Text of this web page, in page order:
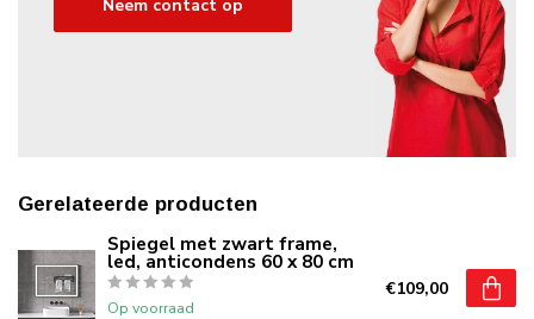
Neem contact op
Gerelateerde producten
Spiegel met zwart frame,
led, anticondens 60 x 80 cm
Op voorraad
€109,00